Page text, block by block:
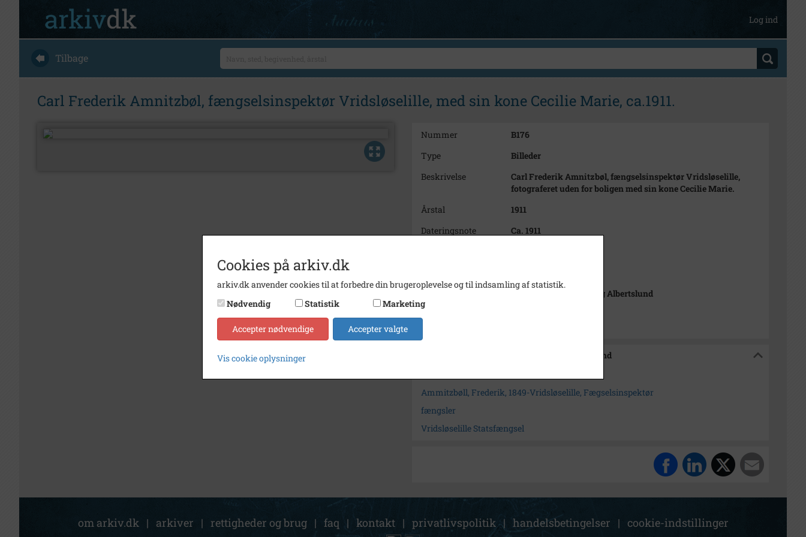
Log ind
Tilbage
Carl Frederik Amnitzbøl, fængselsinspektør Vridsløselille, med sin kone Cecilie Marie, ca.1911.
Nummer
B176
Type
Billeder
Beskrivelse
Carl Frederik Amnitzbøl, fængselsinspektør Vridsløselille,
fotograferet uden for boligen med sin kone Cecilie Marie.
Årstal
1911
Dateringsnote
Ca. 1911
Arkiv
Lokalhistorisk Samling Albertslund
Søg videre i Lokalhistorisk Samling Albertslund
Ammitzbøll, Frederik, 1849-Vridsløselille, Fægselsinspektør
fængsler
Vridsløselille Statsfængsel
om arkiv.dk | arkiver | rettigheder og brug | faq | kontakt | privatlivspolitik | handelsbetingelser | cookie-indstillinger
Cookies på arkiv.dk
arkiv.dk anvender cookies til at forbedre din brugeroplevelse og til indsamling af statistik.
Nødvendig
Statistik Marketing
Accepter nødvendige Accepter valgte
Vis cookie oplysninger